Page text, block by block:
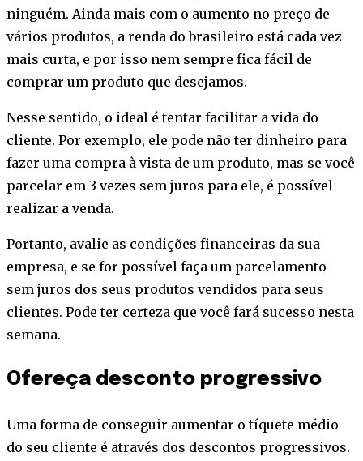
ninguém. Ainda mais com o aumento no preço de
vários produtos, a renda do brasileiro está cada vez
mais curta, e por isso nem sempre fica fácil de
comprar um produto que desejamos.
Nesse sentido, o ideal é tentar facilitar a vida do
cliente. Por exemplo, ele pode não ter dinheiro para
fazer uma compra à vista de um produto, mas se você
parcelar em 3 vezes sem juros para ele, é possível
realizar a venda.
Portanto, avalie as condições financeiras da sua
empresa, e se for possível faça um parcelamento
sem juros dos seus produtos vendidos para seus
clientes. Pode ter certeza que você fará sucesso nesta
semana.
Ofereça desconto progressivo
Uma forma de conseguir aumentar o tíquete médio
do seu cliente é através dos descontos progressivos.